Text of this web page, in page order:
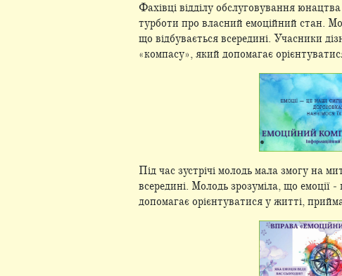
Фахівці відділу обслуговування
турботи про власний емоційний стан.
що відбувається всередині. Учасники
«компасу», який допомагає
Під час зустрічі молодь мала змогу на
всередині. Молодь зрозуміла, що емоції
допомагає орієнтуватися у житті,